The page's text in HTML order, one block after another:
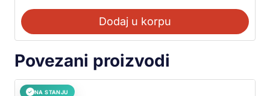
Dodaj u korpu
Povezani proizvodi
✓ NA STANJU